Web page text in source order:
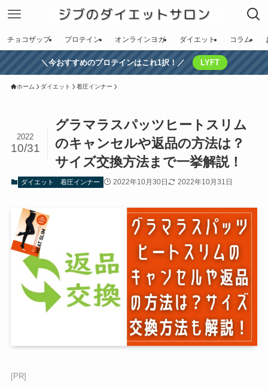
チョコザップ プロテイン オンラインヨガ ダイエット コラム
＼今おすすめのプロテインはこれ1択！／ LYFT
ホーム ダイエット 着圧インナー
グラマラスパッツヒートスリム
のキャンセルや返品の方法は？
サイズ交換方法まで一挙解説！
2022
10/31
ダイエット 着圧インナー 2022年10月30日 2022年10月31日
[PR]